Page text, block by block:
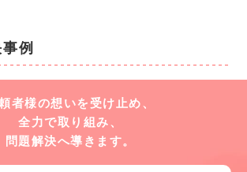
例
者様の想いを受け止め、
全力で取り組み、
問題解決へ導きます。